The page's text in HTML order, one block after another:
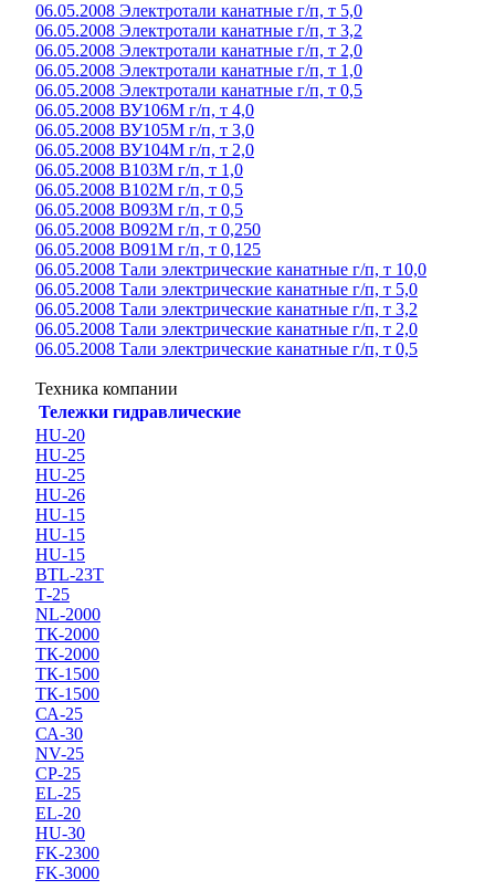
06.05.2008 Электротали канатные г/п, т 5,0
06.05.2008 Электротали канатные г/п, т 3,2
06.05.2008 Электротали канатные г/п, т 2,0
06.05.2008 Электротали канатные г/п, т 1,0
06.05.2008 Электротали канатные г/п, т 0,5
06.05.2008 ВУ106М г/п, т 4,0
06.05.2008 ВУ105М г/п, т 3,0
06.05.2008 ВУ104М г/п, т 2,0
06.05.2008 В103М г/п, т 1,0
06.05.2008 В102М г/п, т 0,5
06.05.2008 В093М г/п, т 0,5
06.05.2008 В092М г/п, т 0,250
06.05.2008 В091М г/п, т 0,125
06.05.2008 Тали электрические канатные г/п, т 10,0
06.05.2008 Тали электрические канатные г/п, т 5,0
06.05.2008 Тали электрические канатные г/п, т 3,2
06.05.2008 Тали электрические канатные г/п, т 2,0
06.05.2008 Тали электрические канатные г/п, т 0,5
Техника компании
Тележки гидравлические
HU-20
HU-25
HU-25
HU-26
HU-15
HU-15
HU-15
BTL-23T
Т-25
NL-2000
ТК-2000
ТК-2000
ТК-1500
ТК-1500
СА-25
СА-30
NV-25
CP-25
EL-25
EL-20
HU-30
FK-2300
FK-3000